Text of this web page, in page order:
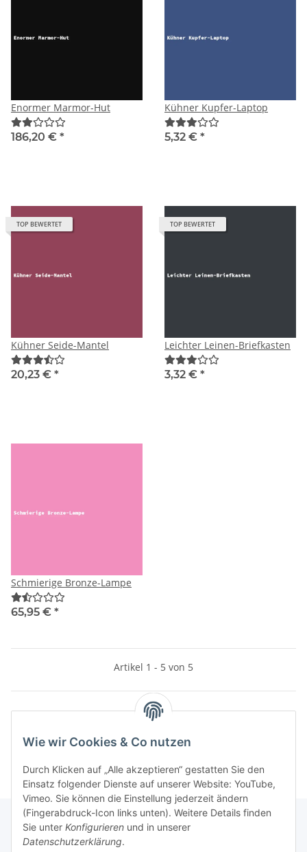
Enormer Marmor-Hut
186,20 € *
Kühner Kupfer-Laptop
5,32 € *
TOP BEWERTET
Kühner Seide-Mantel
20,23 € *
TOP BEWERTET
Leichter Leinen-Briefkasten
3,32 € *
Schmierige Bronze-Lampe
65,95 € *
Artikel 1 - 5 von 5
Kategorien
Wie wir Cookies & Co nutzen
Durch Klicken auf „Alle akzeptieren“ gestatten Sie den
Einsatz folgender Dienste auf unserer Website: YouTube,
Vimeo. Sie können die Einstellung jederzeit ändern
(Fingerabdruck-Icon links unten). Weitere Details finden
Sie unter Konfigurieren und in unserer
Datenschutzerklärung.